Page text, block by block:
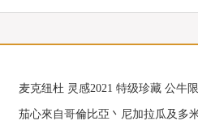
麦克纽杜 灵感2021 特级珍藏 公牛
茄心來自哥倫比亞丶尼加拉瓜及多